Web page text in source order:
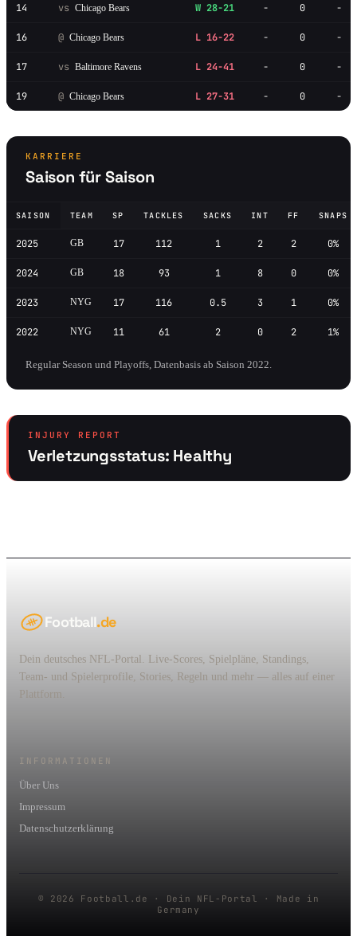
14 vs Chicago Bears W 28-21 - 0 -
16 @ Chicago Bears L 16-22 - 0 -
17 vs Baltimore Ravens L 24-41 - 0 -
19 @ Chicago Bears L 27-31 - 0 -
KARRIERE
Saison für Saison
SAISON TEAM SP TACKLES SACKS INT FF SNAPS
2025 GB 17 112 1 2 2 0%
2024 GB 18 93 1 8 0 0%
2023 NYG 17 116 0.5 3 1 0%
2022 NYG 11 61 2 0 2 1%
Regular Season und Playoffs, Datenbasis ab Saison 2022.
INJURY REPORT
Verletzungsstatus: Healthy
Football.de
Dein deutsches NFL-Portal. Live-Scores, Spielpläne, Standings,
Team- und Spielerprofile, Stories, Regeln und mehr — alles auf einer
Plattform.
INFORMATIONEN
Über Uns
Impressum
Datenschutzerklärung
© 2026 Football.de · Dein NFL-Portal · Made in
Germany